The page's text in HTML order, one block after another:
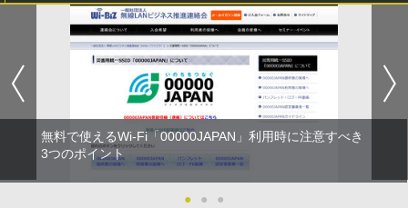
無料で使えるWi-Fi「00000JAPAN」利用時に注意すべき
3つのポイント
● ● ●